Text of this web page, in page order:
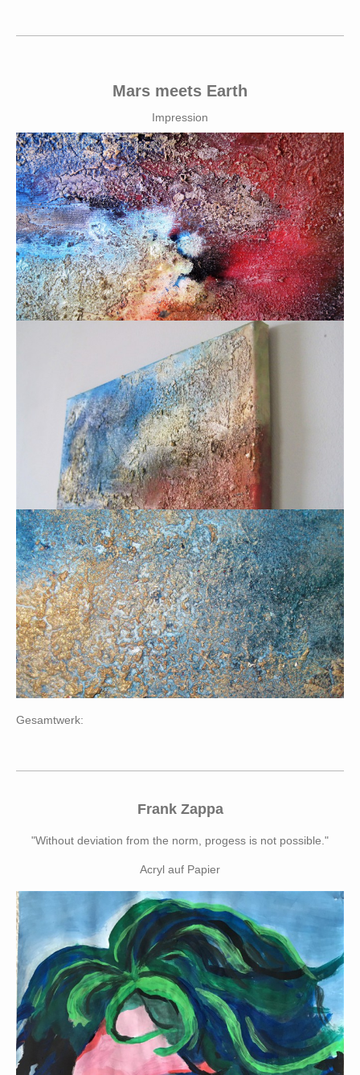
Mars meets Earth
Impression
Gesamtwerk:
Frank Zappa
"Without deviation from the norm, progess is not possible."
Acryl auf Papier